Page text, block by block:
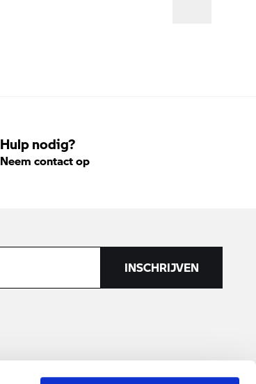
Hulp nodig?
Neem contact op
INSCHRIJVEN